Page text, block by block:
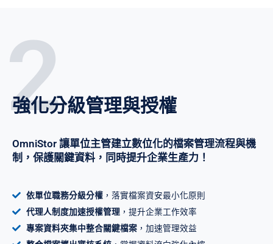
2
強化分級管理與授權
OmniStor 讓單位主管建立數位化的檔案管理流程與機
制，保護關鍵資料，同時提升企業生產力！
依單位職務分級分權，落實檔案資安最小化原則
代理人制度加速授權管理，提升企業工作效率
專案資料夾集中整合關鍵檔案，加速管理效益